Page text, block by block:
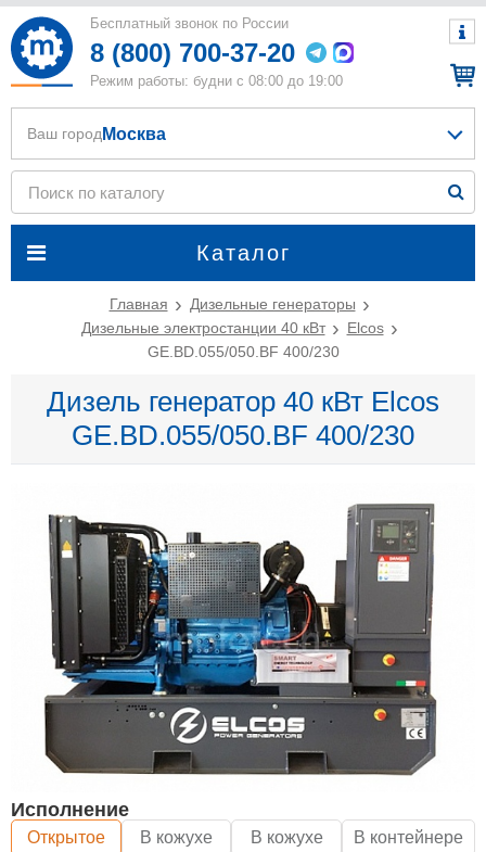
Бесплатный звонок по России
8 (800) 700-37-20
Режим работы: будни с 08:00 до 19:00
Каталог
Ваш город Москва
Главная
Дизельные генераторы
Дизельные электростанции 40 кВт
Elcos
GE.BD.055/050.BF 400/230
Дизель генератор 40 кВт Elcos
GE.BD.055/050.BF 400/230
Исполнение
Открытое В кожухе В кожухе В контейнере